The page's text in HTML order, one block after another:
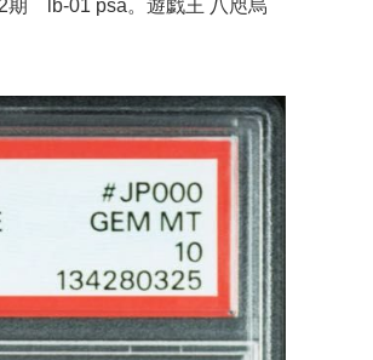
期 lb-01 psa。遊戯王 八咫烏